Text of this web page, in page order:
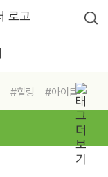
#힐링
#아이들